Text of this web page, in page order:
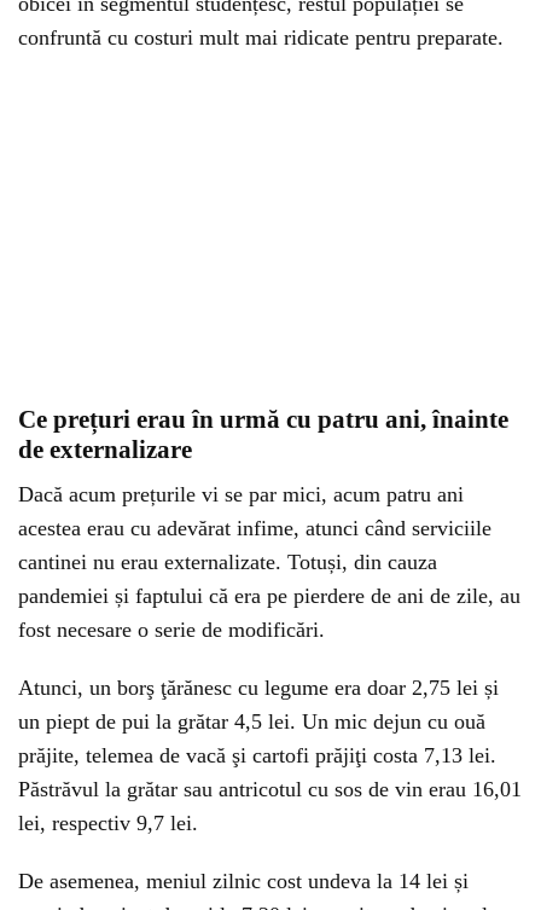
confruntă cu costuri mult mai ridicate pentru preparate.
Ce prețuri erau în urmă cu patru ani, înainte
de externalizare
Dacă acum prețurile vi se par mici, acum patru ani
acestea erau cu adevărat infime, atunci când serviciile
cantinei nu erau externalizate. Totuși, din cauza
pandemiei și faptului că era pe pierdere de ani de zile, au
fost necesare o serie de modificări.
Atunci, un borş ţărănesc cu legume era doar 2,75 lei și
un piept de pui la grătar 4,5 lei. Un mic dejun cu ouă
prăjite, telemea de vacă şi cartofi prăjiţi costa 7,13 lei.
Păstrăvul la grătar sau antricotul cu sos de vin erau 16,01
lei, respectiv 9,7 lei.
De asemenea, meniul zilnic cost undeva la 14 lei și